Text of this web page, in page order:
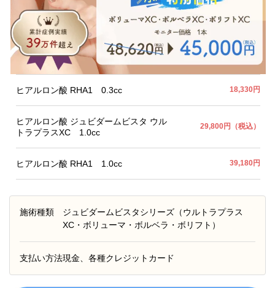
ヒアルロン酸 RHA1 0.3cc 18,330円
ヒアルロン酸 ジュビダームビスタ ウル
トラプラスXC 1.0cc
29,800円（税込）
ヒアルロン酸 RHA1 1.0cc 39,180円
施術種類
ジュビダームビスタシリーズ（ウルトラプラス
XC・ボリューマ・ボルベラ・ボリフト）
支払い方法現金、各種クレジットカード